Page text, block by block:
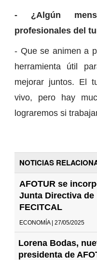
- ¿Algún
profesionales del
- Que se animen a
herramienta útil
mejorar juntos. El
vivo, pero hay
lograremos si
NOTICIAS
AFOTUR se
Junta Directiva de
FECITCAL
ECONOMÍA | 27/05/2025
Lorena Bodas,
presidenta de